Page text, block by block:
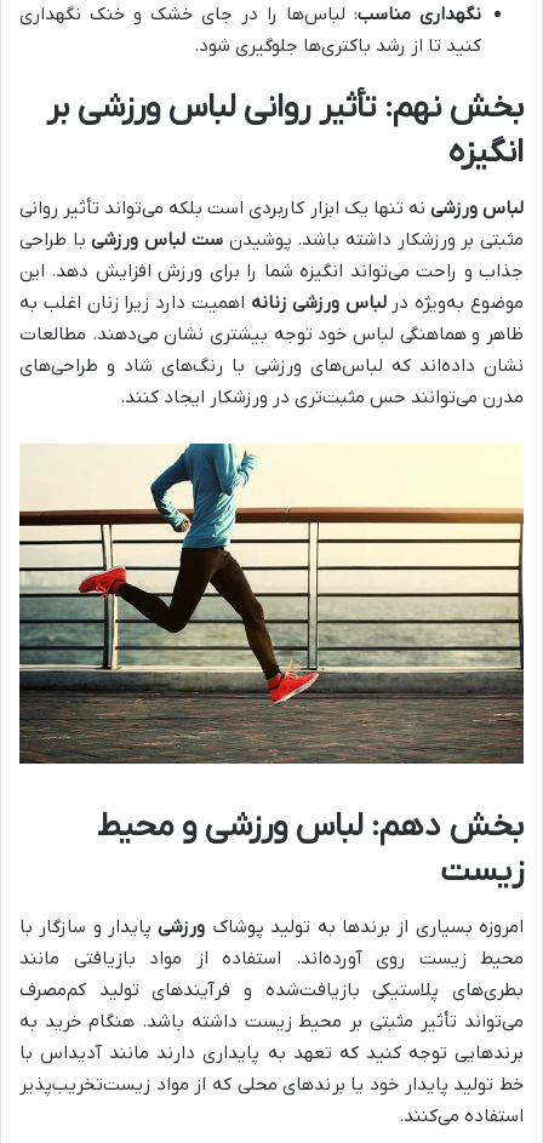
نگهداری مناسب: لباس‌ها را در جای خشک و خنک نگهداری
کنید تا از رشد باکتری‌ها جلوگیری شود.
بخش نهم: تأثیر روانی لباس ورزشی بر
انگیزه
لباس ورزشی نه تنها یک ابزار کاربردی است بلکه می‌تواند تأثیر روانی
مثبتی بر ورزشکار داشته باشد. پوشیدنست لباس ورزشیبا طراحی
جذاب و راحت می‌تواند انگیزه شما را برای ورزش افزایش دهد. این
موضوع به‌ویژه درلباس ورزشی زنانه اهمیت دارد زیرا زنان اغلب به
ظاهر و هماهنگی لباس خود توجه بیشتری نشان می‌دهند. مطالعات
نشان داده‌اند که لباس‌های ورزشی با رنگ‌های شاد و طراحی‌های
مدرن می‌توانند حس مثبت‌تری در ورزشکار ایجاد کنند.
بخش دهم: لباس ورزشی و محیط
زیست
امروزه بسیاری از برندها به تولید پوشاک ورزشیپایدار و سازگار با
محیط زیست روی آورده‌اند. استفاده از مواد بازیافتی مانند
بطری‌های پلاستیکی بازیافت‌شده و فرآیندهای تولید کم‌مصرف
می‌تواند تأثیر مثبتی بر محیط زیست داشته باشد. هنگام خرید به
برندهایی توجه کنید که تعهد به پایداری دارند مانند آدیداس با
خط تولید پایدار خود یا برندهای محلی که از مواد زیست‌تخریب‌پذیر
استفاده می‌کنند.